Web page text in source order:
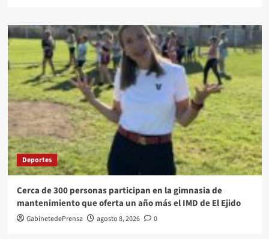
Deportes
Cerca de 300 personas participan en la gimnasia de
mantenimiento que oferta un año más el IMD de El Ejido
GabinetedePrensa agosto 8, 2026 0